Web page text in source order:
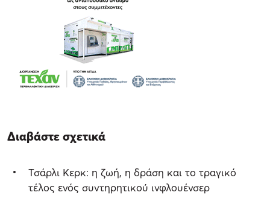
Διαβάστε σχετικά
Τσάρλι Κερκ: η ζωή, η δράση και το τραγικό
τέλος ενός συντηρητικού ινφλουένσερ